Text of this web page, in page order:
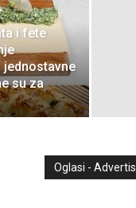
i fete
jednostavne
su za
Oglasi -